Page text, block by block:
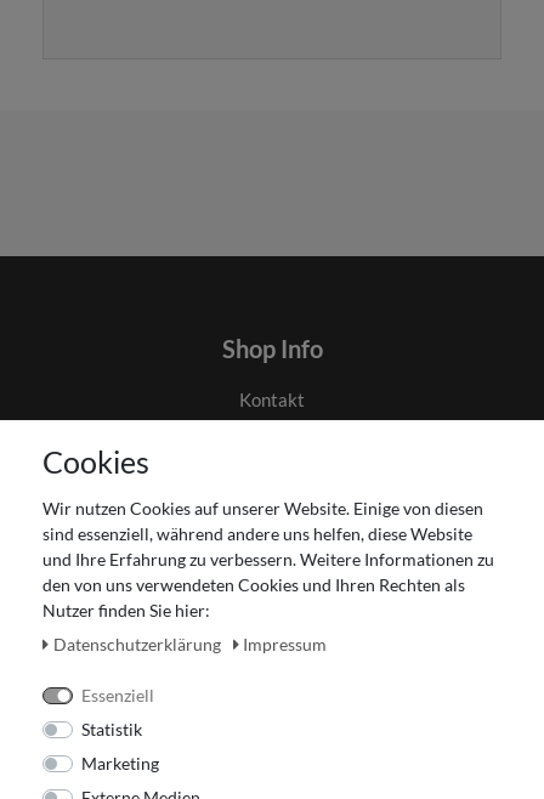
Shop Info
Kontakt
Impressum
Widerrufsrecht
Zahlung und Versand
Unser Ladengeschäft
Cookies
Wir nutzen Cookies auf unserer Website. Einige von diesen
sind essenziell, während andere uns helfen, diese Website
und Ihre Erfahrung zu verbessern. Weitere Informationen zu
den von uns verwendeten Cookies und Ihren Rechten als
Nutzer finden Sie hier:
Daten­schutz­erklärung
Impressum
Essenziell
Statistik
Marketing